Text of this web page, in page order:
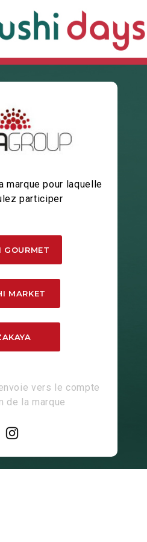
marque pour laquelle
participer
GOURMET
MARKET
vers le compte
de la marque